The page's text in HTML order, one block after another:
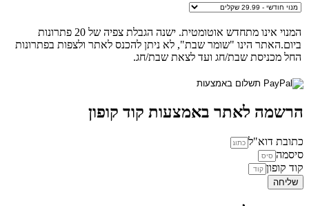
המנוי אינו מתחדש אוטומטית. ישנה הגבלת צפיה של 20 פתרונות
ביום.האתר הינו "שומר שבת", לא ניתן להכנס לאתר ולצפות בפתרונות
החל מכניסת שבת/חג ועד לצאת שבת/חג.
הרשמה לאתר באמצעות קוד קופון
כתובת דוא"ל
סיסמה
קוד קופון
שליחה